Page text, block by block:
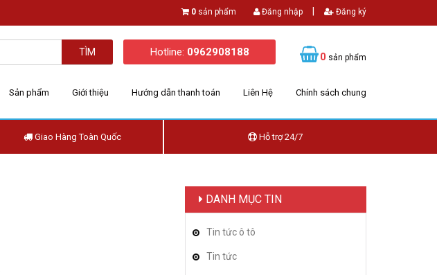
0 sản phẩm Đăng nhập Đăng ký
TÌM Hotline: 0962908188 0 sản phẩm
Sản phẩm Giới thiệu Hướng dẫn thanh toán Liên Hệ Chính sách chung
Giao Hàng Toàn Quốc Hỗ trợ 24/7
DANH MỤC TIN
Tin tức ô tô
Tin tức